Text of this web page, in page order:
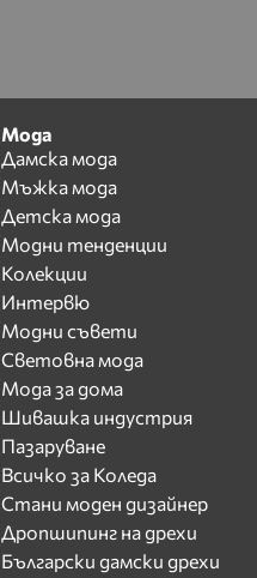
Мода
Дамска мода
Мъжка мода
Детска мода
Модни тенденции
Колекции
Интервю
Модни съвети
Световна мода
Мода за дома
Шивашка индустрия
Пазаруване
Всичко за Коледа
Стани моден дизайнер
Дропшипинг на дрехи
Български дамски дрехи